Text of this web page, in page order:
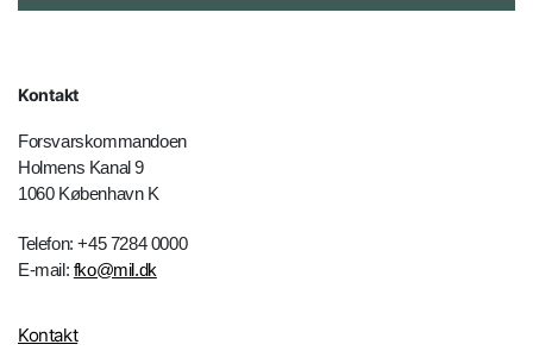
Kontakt
Forsvarskommandoen
Holmens Kanal 9
1060 København K
Telefon: +45 7284 0000
E-mail: fko@mil.dk
Kontakt